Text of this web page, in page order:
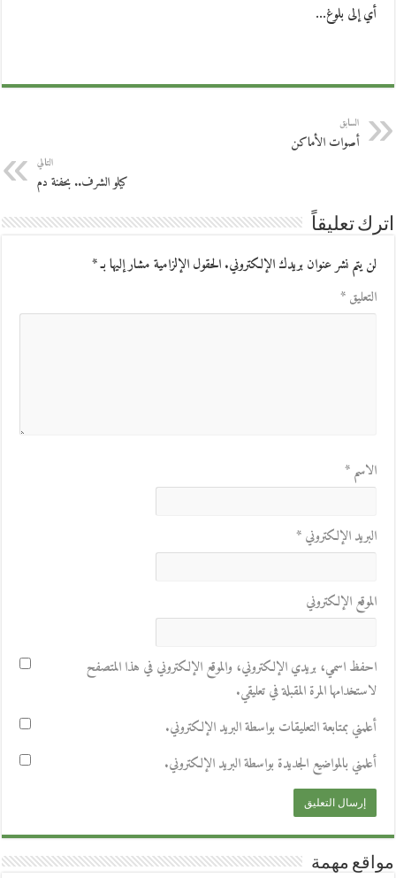
أي إلى بلوغ…
السابق
أصوات الأماكن
التالي
كيلو الشرف.. بحفنة دم
اترك تعليقاً
لن يتم نشر عنوان بريدك الإلكتروني.الحقول الإلزامية مشار إليها بـ*
التعليق*
الاسم*
البريد الإلكتروني*
الموقع الإلكتروني
احفظ اسمي، بريدي الإلكتروني، والموقع الإلكتروني في هذا المتصفح
لاستخدامها المرة المقبلة في تعليقي.
أعلمني بمتابعة التعليقات بواسطة البريد الإلكتروني.
أعلمني بالمواضيع الجديدة بواسطة البريد الإلكتروني.
مواقع مهمة